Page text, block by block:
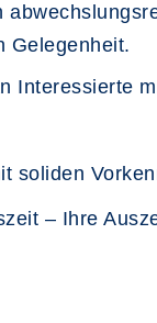
Gelegenheit.
Interessierte
soliden
– Ihre